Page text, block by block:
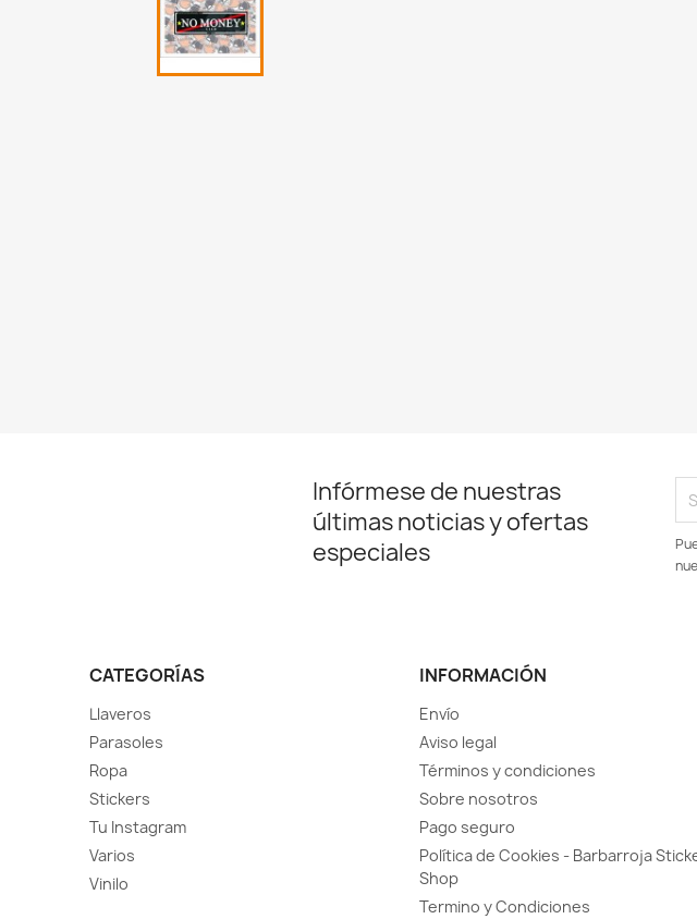
Infórmese de nuestras
últimas noticias y ofertas
especiales
CATEGORÍAS
Llaveros
Parasoles
Ropa
Stickers
Tu Instagram
Varios
Vinilo
INFORMACIÓN
Envío
Aviso legal
Términos y condiciones
Sobre nosotros
Pago seguro
Política de Cookies - Barbarroja
Shop
Termino y Condiciones